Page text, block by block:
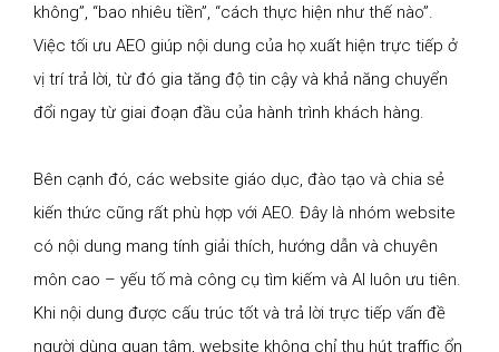
không”, “bao nhiêu tiền”, “cách thực hiện như thế nào”.
Việc tối ưu AEO giúp nội dung của họ xuất hiện trực tiếp ở
vị trí trả lời, từ đó gia tăng độ tin cậy và khả năng chuyển
đổi ngay từ giai đoạn đầu của hành trình khách hàng.
Bên cạnh đó, các website giáo dục, đào tạo và chia sẻ
kiến thức cũng rất phù hợp với AEO. Đây là nhóm website
có nội dung mang tính giải thích, hướng dẫn và chuyên
môn cao – yếu tố mà công cụ tìm kiếm và AI luôn ưu tiên.
Khi nội dung được cấu trúc tốt và trả lời trực tiếp vấn đề
người dùng quan tâm, website không chỉ thu hút traffic ổn